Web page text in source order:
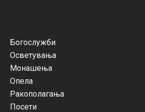
Богослужби
Осветувања
Монашења
Опела
Ракополагања
Посети